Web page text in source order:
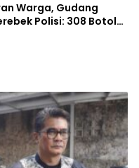
Warga, Gudang
Polisi: 308 Botol